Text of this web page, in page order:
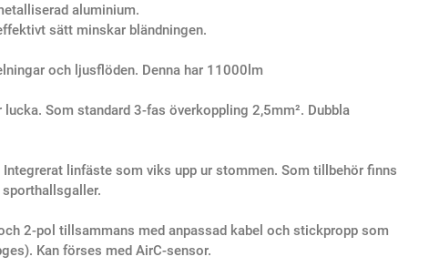
aluminium.
sätt minskar bländningen.
och ljusflöden. Denna har 11000lm
Som standard 3-fas överkoppling 2,5mm². Dubbla
linfäste som viks upp ur stommen. Som tillbehör finns
2-pol tillsammans med anpassad kabel och stickpropp som
Kan förses med AirC-sensor.